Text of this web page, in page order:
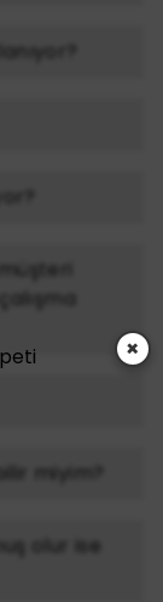
miyim?
olur ise
×